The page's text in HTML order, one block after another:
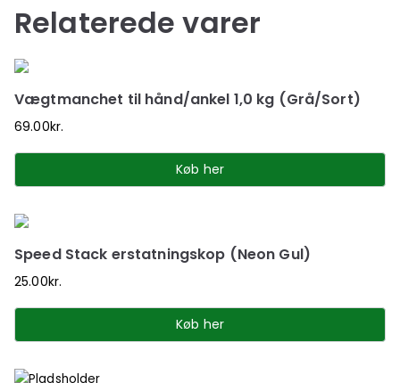
Relaterede varer
Vægtmanchet til hånd/ankel 1,0 kg (Grå/Sort)
69.00kr.
Køb her
Speed Stack erstatningskop (Neon Gul)
25.00kr.
Køb her